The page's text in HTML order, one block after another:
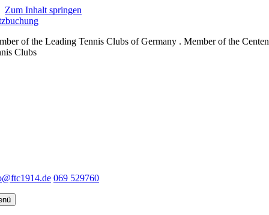
Zum Inhalt springen
of the Leading Tennis Clubs of Germany . Member of the
Clubs
069 529760